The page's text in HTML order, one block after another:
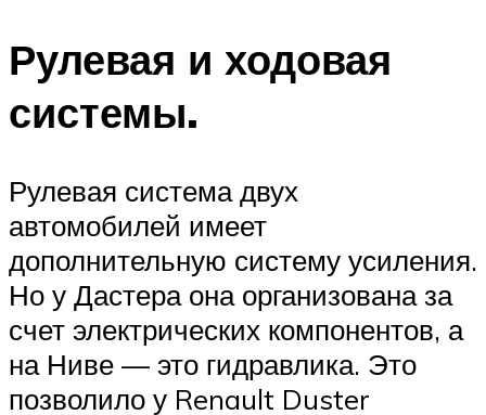
Рулевая и ходовая
системы.
Рулевая система двух
автомобилей имеет
дополнительную систему усиления.
Но у Дастера она организована за
счет электрических компонентов, а
на Ниве — это гидравлика. Это
позволило у Renault Duster